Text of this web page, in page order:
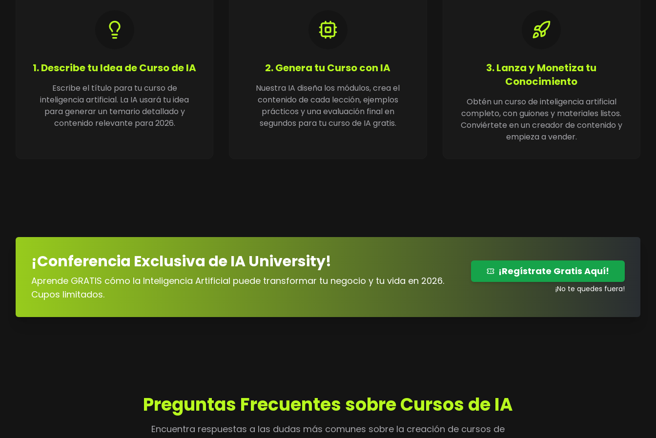
1. Describe tu Idea de Curso de IA
Escribe el título para tu curso de
inteligencia artificial. La IA usará tu idea
para generar un temario detallado y
contenido relevante para 2026.
2. Genera tu Curso con IA
Nuestra IA diseña los módulos, crea el
contenido de cada lección, ejemplos
prácticos y una evaluación final en
segundos para tu curso de IA gratis.
3. Lanza y Monetiza tu
Conocimiento
Obtén un curso de inteligencia artificial
completo, con guiones y materiales listos.
Conviértete en un creador de contenido y
empieza a vender.
¡Conferencia Exclusiva de IA University!
Aprende GRATIS cómo la Inteligencia Artificial puede transformar tu negocio y tu vida en 2026.
Cupos limitados.
¡Regístrate Gratis Aquí!
¡No te quedes fuera!
Preguntas Frecuentes sobre Cursos de IA
Encuentra respuestas a las dudas más comunes sobre la creación de cursos de